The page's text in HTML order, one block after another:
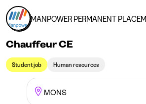
MANPOWER PERMANENT
Chauffeur CE
Student job Human resources
MONS